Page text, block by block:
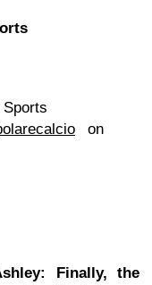
Sports
on
Finally, the